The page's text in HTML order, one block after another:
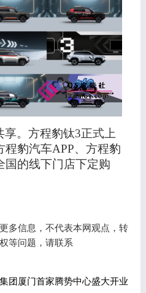
享。方程豹钛3正式上
程豹汽车APP、方程豹
国的线下门店下定购
多信息，不代表本网观点，转
等问题，请联系
团厦门首家腾势中心盛大开业